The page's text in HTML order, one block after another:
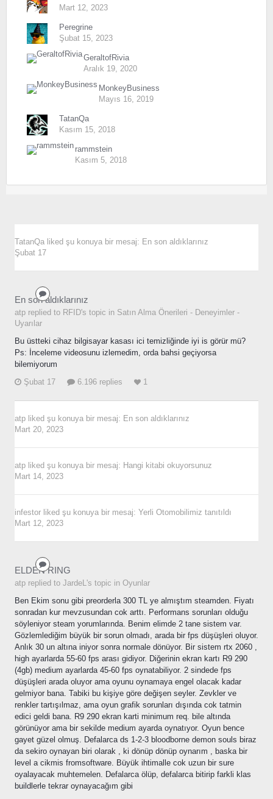
Mart 12, 2023
Peregrine
Şubat 15, 2023
GeraltofRivia
Aralık 19, 2020
MonkeyBusiness
Mayıs 16, 2019
TatanQa
Kasım 15, 2018
rammstein
Kasım 5, 2018
TatanQa liked şu konuya bir mesaj: En son aldıklarınız
Şubat 17
En son aldıklarınız
atp replied to RFID's topic in Satın Alma Önerileri - Deneyimler -
Uyarılar
Bu üstteki cihaz bilgisayar kasası ici temizliğinde iyi is görür mü?
Ps: İnceleme videosunu izlemedim, orda bahsi geçiyorsa
bilemiyorum
Şubat 17
6.196 replies 1
atp liked şu konuya bir mesaj: En son aldıklarınız
Mart 20, 2023
atp liked şu konuya bir mesaj: Hangi kitabi okuyorsunuz
Mart 14, 2023
infestor liked şu konuya bir mesaj: Yerli Otomobilimiz tanıtıldı
Mart 12, 2023
ELDEN RING
atp replied to JardeL's topic in Oyunlar
Ben Ekim sonu gibi preorderla 300 TL ye almıştım steamden. Fiyatı
sonradan kur mevzusundan cok arttı. Performans sorunları olduğu
söyleniyor steam yorumlarında. Benim elimde 2 tane sistem var.
Gözlemlediğim büyük bir sorun olmadı, arada bir fps düşüşleri oluyor.
Anlık 30 un altına iniyor sonra normale dönüyor. Bir sistem rtx 2060 ,
high ayarlarda 55-60 fps arası gidiyor. Diğerinin ekran kartı R9 290
(4gb) medium ayarlarda 45-60 fps oynatabiliyor. 2 sindede fps
düşüşleri arada oluyor ama oyunu oynamaya engel olacak kadar
gelmiyor bana. Tabiki bu kişiye göre değişen seyler. Zevkler ve
renkler tartışılmaz, ama oyun grafik sorunları dışında cok tatmin
edici geldi bana. R9 290 ekran karti minimum req. bile altında
görünüyor ama bir sekilde medium ayarda oynatıyor. Oyun bence
gayet güzel olmuş. Defalarca ds 1-2-3 bloodborne demon souls biraz
da sekiro oynayan biri olarak , ki dönüp dönüp oynarım , baska bir
level a cikmis fromsoftware. Büyük ihtimalle cok uzun bir sure
oyalayacak muhtemelen. Defalarca ölüp, defalarca bitirip farkli klas
buildlerle tekrar oynayacağım gibi